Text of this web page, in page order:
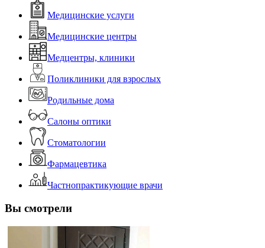
Медицинские услуги
Медицинские центры
Медцентры, клиники
Поликлиники для взрослых
Родильные дома
Салоны оптики
Стоматологии
Фармацевтика
Частнопрактикующие врачи
Вы смотрели